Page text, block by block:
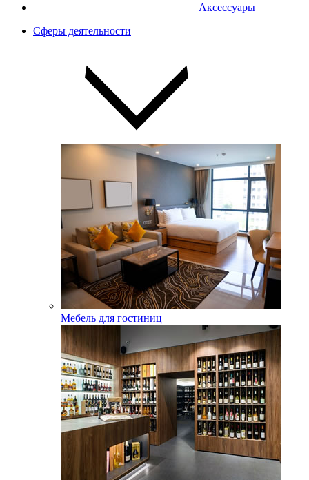
Аксессуары
Сферы деятельности
Мебель для гостиниц